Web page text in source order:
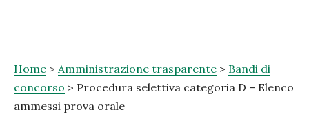
Home > Amministrazione trasparente > Bandi di
concorso > Procedura selettiva categoria D – Elenco
ammessi prova orale